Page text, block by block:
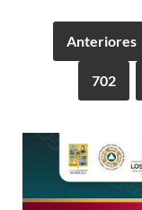
Anteriores
702